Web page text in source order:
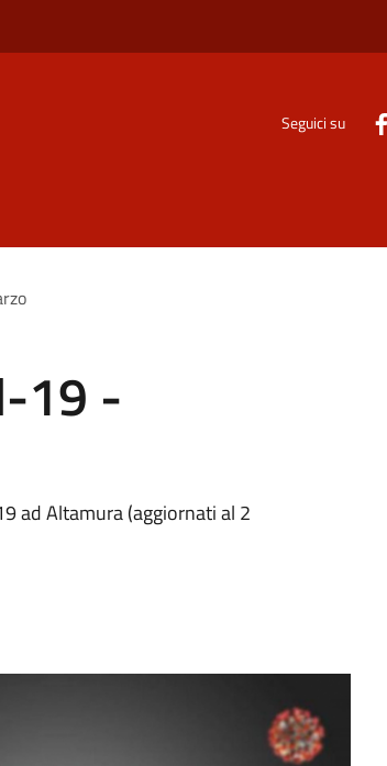
Seguici su
19 -
ad Altamura (aggiornati al 2